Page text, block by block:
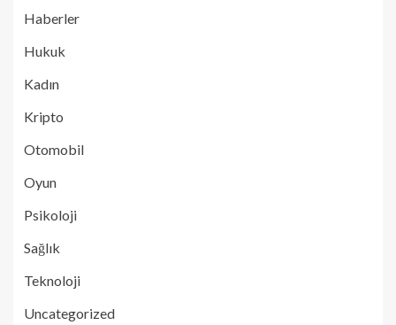
Haberler
Hukuk
Kadın
Kripto
Otomobil
Oyun
Psikoloji
Sağlık
Teknoloji
Uncategorized